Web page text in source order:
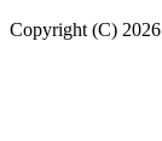
Copyright (C)